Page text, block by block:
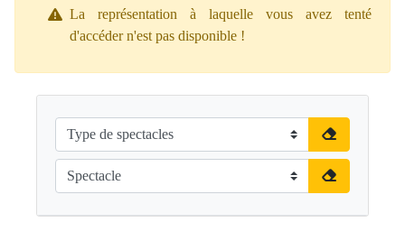
La représentation à laquelle vous avez tenté
d'accéder n'est pas disponible !